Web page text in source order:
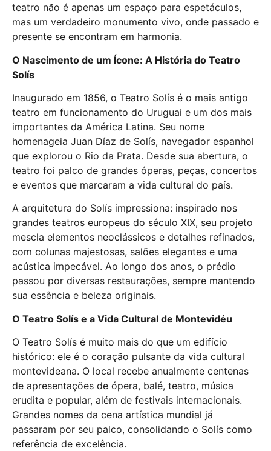
teatro não é apenas um espaço para espetáculos,
mas um verdadeiro monumento vivo, onde passado e
presente se encontram em harmonia.
O Nascimento de um Ícone: A História do Teatro
Solís
Inaugurado em 1856, o Teatro Solís é o mais antigo
teatro em funcionamento do Uruguai e um dos mais
importantes da América Latina. Seu nome
homenageia Juan Díaz de Solís, navegador espanhol
que explorou o Rio da Prata. Desde sua abertura, o
teatro foi palco de grandes óperas, peças, concertos
e eventos que marcaram a vida cultural do país.
A arquitetura do Solís impressiona: inspirado nos
grandes teatros europeus do século XIX, seu projeto
mescla elementos neoclássicos e detalhes refinados,
com colunas majestosas, salões elegantes e uma
acústica impecável. Ao longo dos anos, o prédio
passou por diversas restaurações, sempre mantendo
sua essência e beleza originais.
O Teatro Solís e a Vida Cultural de Montevidéu
O Teatro Solís é muito mais do que um edifício
histórico: ele é o coração pulsante da vida cultural
montevideana. O local recebe anualmente centenas
de apresentações de ópera, balé, teatro, música
erudita e popular, além de festivais internacionais.
Grandes nomes da cena artística mundial já
passaram por seu palco, consolidando o Solís como
referência de excelência.